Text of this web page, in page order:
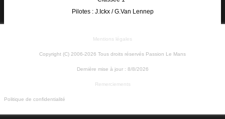
Pilotes : J.Ickx / G.van Lennep
Mentions légales
Copyright (C) 2006-2026 Tous droits réservés Passion Le Mans
Dernière mise à jour : 8/8/2026
Remerciements
Politique de confidentialité